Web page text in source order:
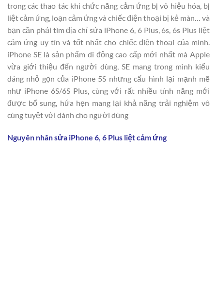
trong các thao tác khi chức năng cảm ứng bị vô hiệu hóa, bị
liệt cảm ứng, loạn cảm ứng và chiếc điện thoại bị kẻ màn… và
bạn cần phải tìm địa chỉ sửa iPhone 6, 6 Plus, 6s, 6s Plus liệt
cảm ứng uy tín và tốt nhất cho chiếc điện thoại của mình.
iPhone SE là sản phẩm di động cao cấp mới nhất mà Apple
vừa giới thiệu đến người dùng, SE mang trong mình kiểu
dáng nhỏ gọn của iPhone 5S nhưng cấu hình lại mạnh mẽ
như iPhone 6S/6S Plus, cùng với rất nhiều tính năng mới
được bổ sung, hứa hẹn mang lại khả năng trải nghiệm vô
cùng tuyệt vời dành cho người dùng
Nguyên nhânsửa iPhone 6, 6 Plus liệt cảm ứng